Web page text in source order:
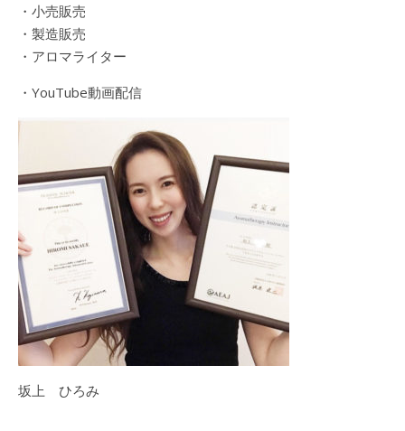
・小売販売
・製造販売
・アロマライター
・YouTube動画配信
坂上 ひろみ